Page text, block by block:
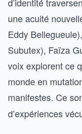
une acuité
Eddy
Subutex), Faïza
voix explorent ce
monde en
manifestes. Ce
d’expériences